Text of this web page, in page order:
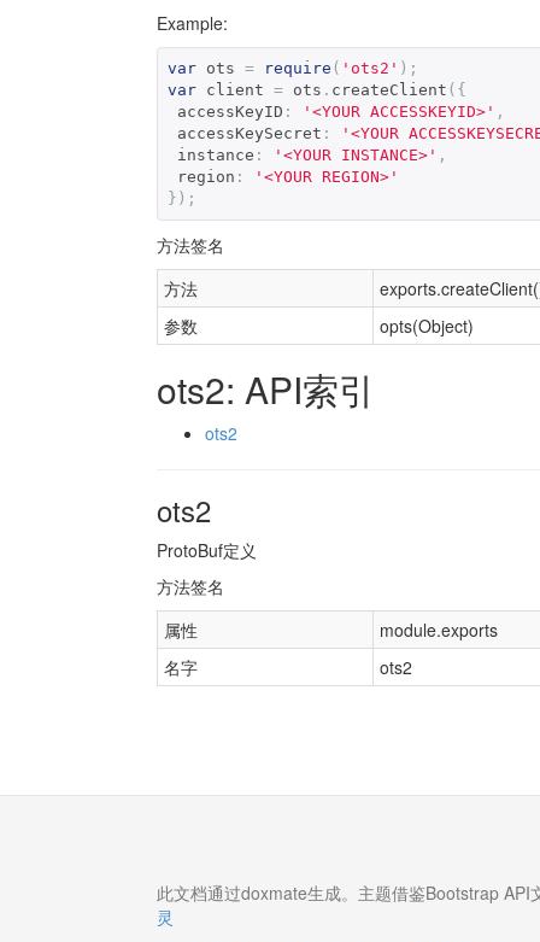
Example:
var ots = require ( 'ots2' );
var client = ots . createClient ({
accessKeyID : '<YOUR ACCESSKEYID>' ,
accessKeySecret :
'<YOUR
instance : '<YOUR INSTANCE>' ,
region :
'<YOUR REGION>'
});
方法签名
方法
参数
opts(Object)
ots2: API索引
ots2
ots2
ProtoBuf定义
方法签名
属性
module.exports
名字
ots2
此文档通过doxmate生成。主题借鉴Bootstrap API
灵